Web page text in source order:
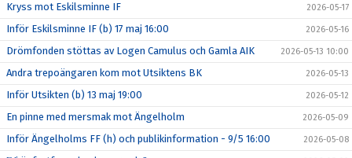
Kryss mot Eskilsminne IF 2026-05-17
Inför Eskilsminne IF (b) 17 maj 16:00 2026-05-16
Drömfonden stöttas av Logen Camulus och Gamla AIK 2026-05-13 10:00
Andra trepoängaren kom mot Utsiktens BK 2026-05-13
Inför Utsikten (b) 13 maj 19:00 2026-05-12
En pinne med mersmak mot Ängelholm 2026-05-09
Inför Ängelholms FF (h) och publikinformation - 9/5 16:00 2026-05-08